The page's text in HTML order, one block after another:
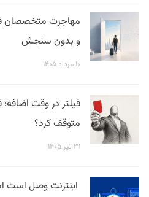
مهاجرت متخصصان
و بدون سنجش
۱۰ مرداد ۱۴۰۵
متوقف کرد؟
۳۱ تیر ۱۴۰۵
اینترنت وصل است